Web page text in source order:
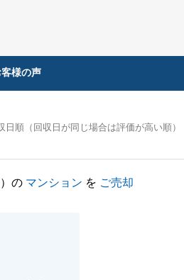
客様の声
日順（回収日が同じ場合は評価が高い順）
）の マンション を ご売却